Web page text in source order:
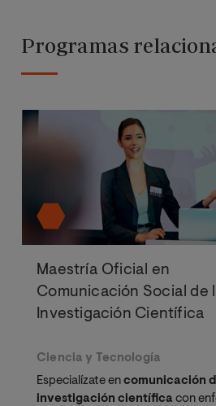
Programas
Maestría Oficial en
Comunicación Social de
Investigación Científica
Ciencia y Tecnología
Especialízate encomunicación
investigación científica con